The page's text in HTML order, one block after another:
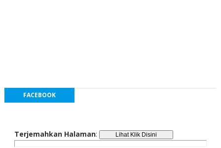
FACEBOOK
Terjemahkan Halaman: